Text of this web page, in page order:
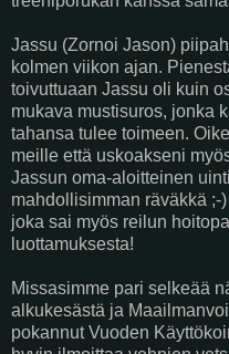
Jassu (Zornoi Jason)
kolmen viikon ajan.
toivuttuaan Jassu oli kuin
mukava mustisuros, jonka
tahansa tulee toimeen.
meille että uskoakseni
Jassun oma-aloitteinen
mahdollisimman räväkkä
joka sai myös reilun
luottamuksesta!
Missasimme pari selkeää
alkukesästä ja
pokannut Vuoden